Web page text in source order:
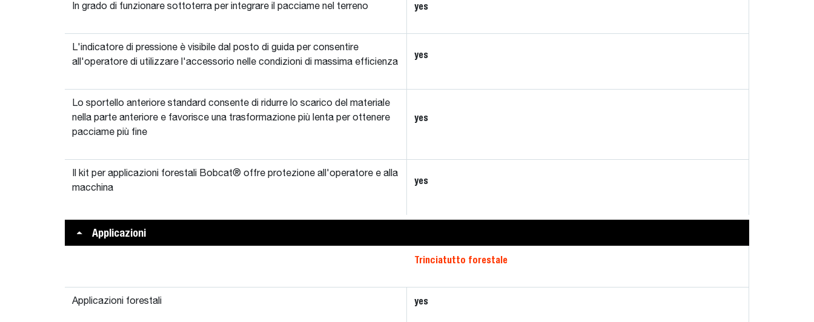
In grado di funzionare sottoterra per integrare il pacciame nel terreno yes
L'indicatore di pressione è visibile dal posto di guida per consentire
all'operatore di utilizzare l'accessorio nelle condizioni di massima efficienza
yes
Lo sportello anteriore standard consente di ridurre lo scarico del materiale
nella parte anteriore e favorisce una trasformazione più lenta per ottenere
pacciame più fine
yes
Il kit per applicazioni forestali Bobcat® offre protezione all'operatore e alla
macchina
yes
Applicazioni
Trinciatutto forestale
Applicazioni forestali yes